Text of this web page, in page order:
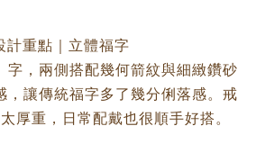
計重點｜立體福字
字，兩側搭配幾何箭紋與細緻鑽砂
，讓傳統福字多了幾分俐落感。戒
厚重，日常配戴也很順手好搭。